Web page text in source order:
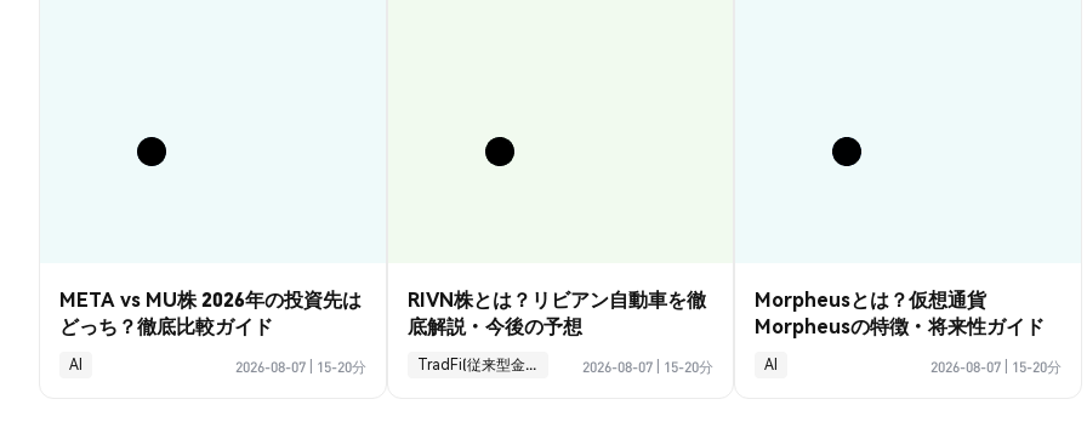
META vs MU株 2026年の投資先は
どっち？徹底比較ガイド
AI 2026-08-07 15-20分
RIVN株とは？リビアン自動車を徹
底解説・今後の予想
TradFi(従来型金融) 2026-08-07 15-20分
Morpheusとは？仮想通貨
Morpheusの特徴・将来性ガイド
AI 2026-08-07 15-20分